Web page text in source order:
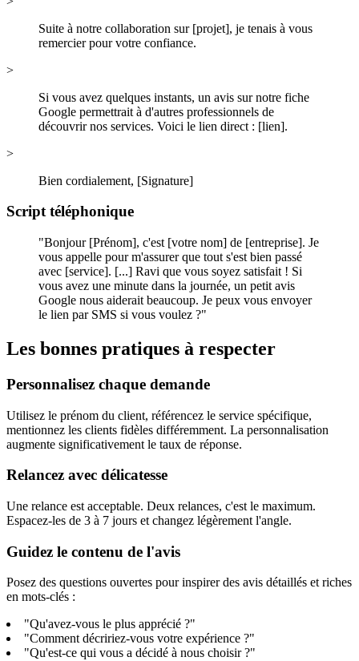
Suite à notre collaboration sur [projet], je tenais à vous
remercier pour votre confiance.
>
Si vous avez quelques instants, un avis sur notre fiche
Google permettrait à d'autres professionnels de
découvrir nos services. Voici le lien direct : [lien].
>
Bien cordialement, [Signature]
Script téléphonique
"Bonjour [Prénom], c'est [votre nom] de [entreprise]. Je
vous appelle pour m'assurer que tout s'est bien passé
avec [service]. [...] Ravi que vous soyez satisfait ! Si
vous avez une minute dans la journée, un petit avis
Google nous aiderait beaucoup. Je peux vous envoyer
le lien par SMS si vous voulez ?"
Les bonnes pratiques à respecter
Personnalisez chaque demande
Utilisez le prénom du client, référencez le service spécifique,
mentionnez les clients fidèles différemment. La personnalisation
augmente significativement le taux de réponse.
Relancez avec délicatesse
Une relance est acceptable. Deux relances, c'est le maximum.
Espacez-les de 3 à 7 jours et changez légèrement l'angle.
Guidez le contenu de l'avis
Posez des questions ouvertes pour inspirer des avis détaillés et riches
en mots-clés :
"Qu'avez-vous le plus apprécié ?"
"Comment décririez-vous votre expérience ?"
"Qu'est-ce qui vous a décidé à nous choisir ?"